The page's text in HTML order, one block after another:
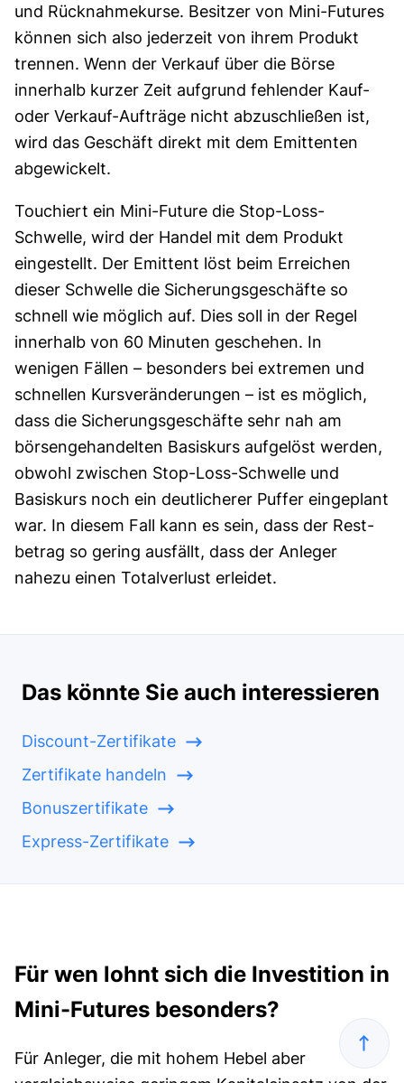
und Rücknahmekurse. Besitzer von Mini-Futures
können sich also jederzeit von ihrem Produkt
trennen. Wenn der Verkauf über die Börse
innerhalb kurzer Zeit aufgrund fehlender Kauf-
oder Verkauf-Aufträge nicht abzuschließen ist,
wird das Geschäft direkt mit dem Emittenten
abgewickelt.
Touchiert ein Mini-Future die Stop-Loss-
Schwelle, wird der Handel mit dem Produkt
eingestellt. Der Emittent löst beim Erreichen
dieser Schwelle die Sicherungsgeschäfte so
schnell wie möglich auf. Dies soll in der Regel
innerhalb von 60 Minuten geschehen. In
wenigen Fällen – besonders bei extremen und
schnellen Kurs­veränderungen – ist es möglich,
dass die Sicherungs­geschäfte sehr nah am
börsengehandelten Basiskurs aufgelöst werden,
obwohl zwischen Stop-Loss-Schwelle und
Basiskurs noch ein deutlicherer Puffer eingeplant
war. In diesem Fall kann es sein, dass der Rest­
betrag so gering ausfällt, dass der Anleger
nahezu einen Totalverlust erleidet.
Das könnte Sie auch interessieren
Discount-Zertifikate
Zertifikate handeln
Bonuszertifikate
Express-Zertifikate
Für wen lohnt sich die Investition in
Mini-Futures besonders?
Für Anleger, die mit hohem Hebel aber